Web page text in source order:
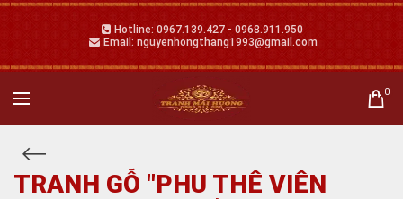
Hotline: 0967.139.427 - 0968.911.950
Email: nguyenhongthang1993@gmail.com
0
TRANH GỖ "PHU THÊ VIÊN